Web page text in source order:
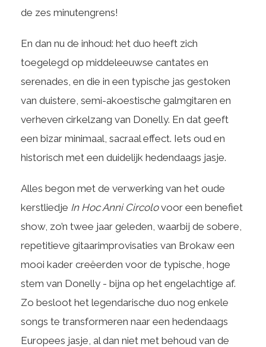
de zes minutengrens!
En dan nu de inhoud: het duo heeft zich
toegelegd op middeleeuwse cantates en
serenades, en die in een typische jas gestoken
van duistere, semi-akoestische galmgitaren en
verheven cirkelzang van Donelly. En dat geeft
een bizar minimaal, sacraal effect. Iets oud en
historisch met een duidelijk hedendaags jasje.
Alles begon met de verwerking van het oude
kerstliedje In Hoc Anni Circolovoor een benefiet
show, zo’n twee jaar geleden, waarbij de sobere,
repetitieve gitaarimprovisaties van Brokaw een
mooi kader creëerden voor de typische, hoge
stem van Donelly - bijna op het engelachtige af.
Zo besloot het legendarische duo nog enkele
songs te transformeren naar een hedendaags
Europees jasje, al dan niet met behoud van de